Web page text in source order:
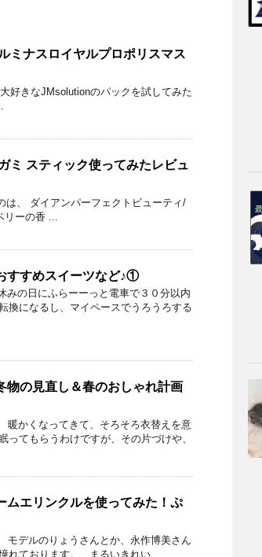
ミナスロイヤルプロポリスマス
好きなJMsolutionのパックを試してみた
ミ スティック使ってみたレビュ
、 ダイアンパーフェクトビューティ/
リーの香 ...
すすめスイーツなど♪①
の日にふらーーっと電車で３０分以内
換になるし、マイペースでうろうろする
の見直し＆春のおしゃれ計画
かくなってきて、そろそろ衣替えを意
てもらうわけですが、その片づけや、
ムエリンクルを使ってみた！ぷ
デルのりょうさんとか、永作博美さん
れております。 まるいきれい ...